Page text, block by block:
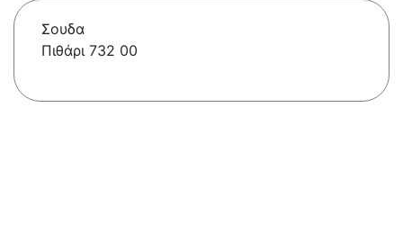
Σουδα
Πιθάρι 732 00